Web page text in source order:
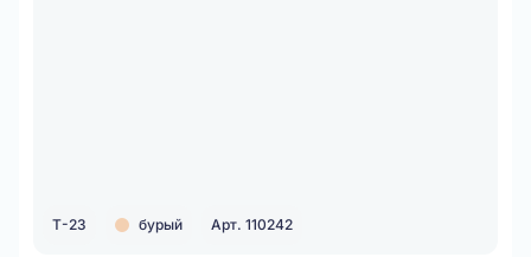
Т-23 бурый Арт. 110242